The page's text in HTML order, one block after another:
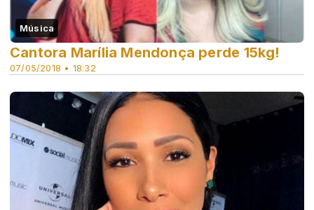
Música
07/05/2018 • 18:32
Cantora Marília Mendonça perde 15kg!